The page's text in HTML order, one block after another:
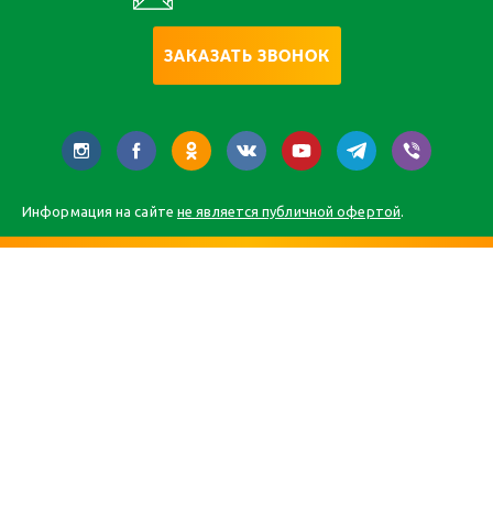
ЗАКАЗАТЬ ЗВОНОК
Информация на сайте не является публичной офертой.